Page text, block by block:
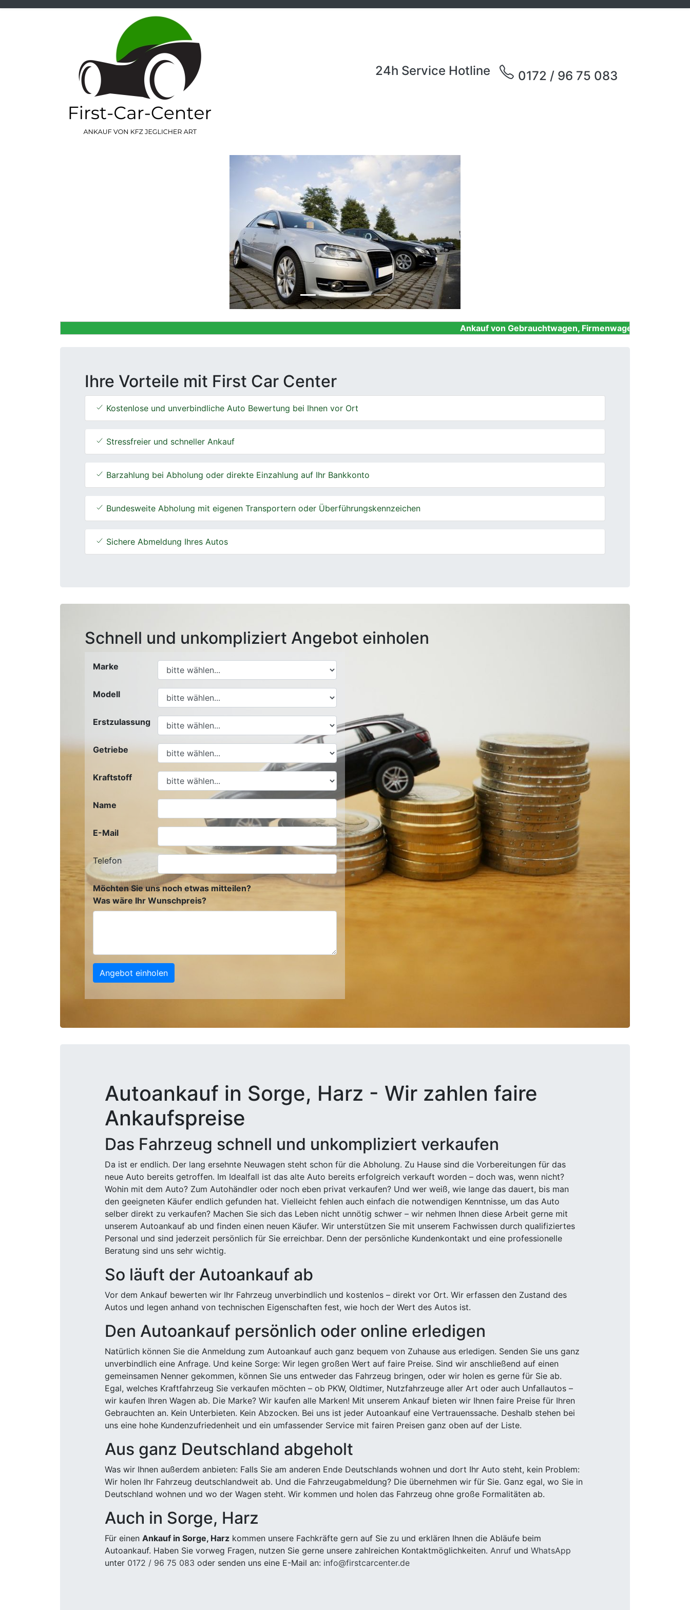
24h Service Hotline 0172 / 96 75 083
Ankauf von Gebrauchtwagen, Firmenwagen, Unfallwagen,
Ihre Vorteile mit First Car Center
Kostenlose und unverbindliche Auto Bewertung bei Ihnen vor Ort
Stressfreier und schneller Ankauf
Barzahlung bei Abholung oder direkte Einzahlung auf Ihr Bankkonto
Bundesweite Abholung mit eigenen Transportern oder Überführungskennzeichen
Sichere Abmeldung Ihres Autos
Schnell und unkompliziert Angebot einholen
Marke
Modell
Erstzulassung
Getriebe
Kraftstoff
Name
E-Mail
Telefon
Möchten Sie uns noch etwas mitteilen?
Was wäre Ihr Wunschpreis?
Angebot einholen
Autoankauf in Sorge, Harz - Wir zahlen faire
Ankaufspreise
Das Fahrzeug schnell und unkompliziert verkaufen
Da ist er endlich. Der lang ersehnte Neuwagen steht schon für die Abholung. Zu Hause sind die Vorbereitungen für das
neue Auto bereits getroffen. Im Idealfall ist das alte Auto bereits erfolgreich verkauft worden – doch was, wenn nicht?
Wohin mit dem Auto? Zum Autohändler oder noch eben privat verkaufen? Und wer weiß, wie lange das dauert, bis man
den geeigneten Käufer endlich gefunden hat. Vielleicht fehlen auch einfach die notwendigen Kenntnisse, um das Auto
selber direkt zu verkaufen? Machen Sie sich das Leben nicht unnötig schwer – wir nehmen Ihnen diese Arbeit gerne mit
unserem Autoankauf ab und finden einen neuen Käufer. Wir unterstützen Sie mit unserem Fachwissen durch qualifiziertes
Personal und sind jederzeit persönlich für Sie erreichbar. Denn der persönliche Kundenkontakt und eine professionelle
Beratung sind uns sehr wichtig.
So läuft der Autoankauf ab
Vor dem Ankauf bewerten wir Ihr Fahrzeug unverbindlich und kostenlos – direkt vor Ort. Wir erfassen den Zustand des
Autos und legen anhand von technischen Eigenschaften fest, wie hoch der Wert des Autos ist.
Den Autoankauf persönlich oder online erledigen
Natürlich können Sie die Anmeldung zum Autoankauf auch ganz bequem von Zuhause aus erledigen. Senden Sie uns ganz
unverbindlich eine Anfrage. Und keine Sorge: Wir legen großen Wert auf faire Preise. Sind wir anschließend auf einen
gemeinsamen Nenner gekommen, können Sie uns entweder das Fahrzeug bringen, oder wir holen es gerne für Sie ab.
Egal, welches Kraftfahrzeug Sie verkaufen möchten – ob PKW, Oldtimer, Nutzfahrzeuge aller Art oder auch Unfallautos –
wir kaufen Ihren Wagen ab. Die Marke? Wir kaufen alle Marken! Mit unserem Ankauf bieten wir Ihnen faire Preise für Ihren
Gebrauchten an. Kein Unterbieten. Kein Abzocken. Bei uns ist jeder Autoankauf eine Vertrauenssache. Deshalb stehen bei
uns eine hohe Kundenzufriedenheit und ein umfassender Service mit fairen Preisen ganz oben auf der Liste.
Aus ganz Deutschland abgeholt
Was wir Ihnen außerdem anbieten: Falls Sie am anderen Ende Deutschlands wohnen und dort Ihr Auto steht, kein Problem:
Wir holen Ihr Fahrzeug deutschlandweit ab. Und die Fahrzeugabmeldung? Die übernehmen wir für Sie. Ganz egal, wo Sie in
Deutschland wohnen und wo der Wagen steht. Wir kommen und holen das Fahrzeug ohne große Formalitäten ab.
Auch in Sorge, Harz
Für einen Ankauf in Sorge, Harz kommen unsere Fachkräfte gern auf Sie zu und erklären Ihnen die Abläufe beim
Autoankauf. Haben Sie vorweg Fragen, nutzen Sie gerne unsere zahlreichen Kontaktmöglichkeiten. Anruf und WhatsApp
unter 0172 / 96 75 083 oder senden uns eine E-Mail an: info@firstcarcenter.de